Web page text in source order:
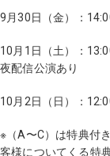
9月30日（金）：
10月1日（土）：
夜配信公演あり
10月2日（日）：
※（A〜C）は特典付
客様についてくる特